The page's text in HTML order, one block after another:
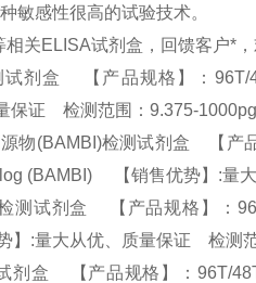
敏感性很高的试验技术。
相关ELISA试剂盒，回馈客户*
剂盒 【产品规格】：96T/
保证 检测范围：9.375-
物(BAMBI)检测试剂盒 【产
(BAMBI) 【销售优势】:
测试剂盒 【产品规格】：
】:量大从优、质量保证 检测
剂盒 【产品规格】：96T/